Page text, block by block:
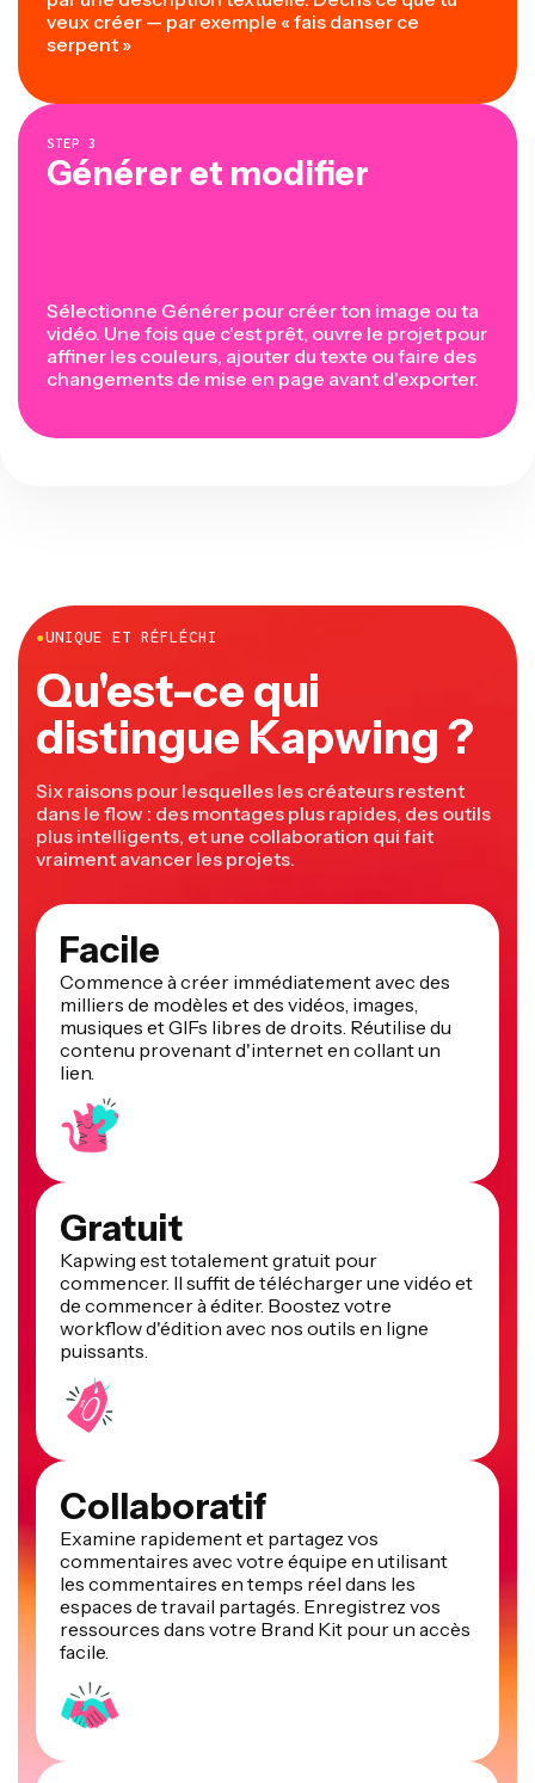
veux créer — par exemple « fais danser ce
serpent »
STEP 3
Générer et modifier
Sélectionne Générer pour créer ton image ou ta
vidéo. Une fois que c'est prêt, ouvre le projet pour
affiner les couleurs, ajouter du texte ou faire des
changements de mise en page avant d'exporter.
●UNIQUE ET RÉFLÉCHI
Qu'est-ce qui
distingue Kapwing ?
Six raisons pour lesquelles les créateurs restent
dans le flow : des montages plus rapides, des outils
plus intelligents, et une collaboration qui fait
vraiment avancer les projets.
Facile
Commence à créer immédiatement avec des
milliers de modèles et des vidéos, images,
musiques et GIFs libres de droits. Réutilise du
contenu provenant d'internet en collant un
lien.
Gratuit
Kapwing est totalement gratuit pour
commencer. Il suffit de télécharger une vidéo et
de commencer à éditer. Boostez votre
workflow d'édition avec nos outils en ligne
puissants.
Collaboratif
Examine rapidement et partagez vos
commentaires avec votre équipe en utilisant
les commentaires en temps réel dans les
espaces de travail partagés. Enregistrez vos
ressources dans votre Brand Kit pour un accès
facile.